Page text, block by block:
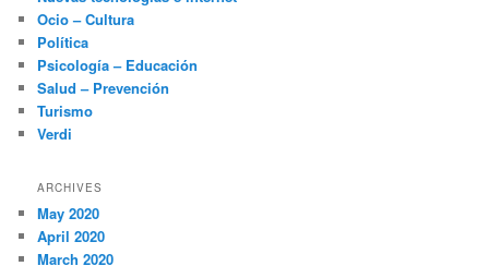
Ocio – Cultura
Política
Psicología – Educación
Salud – Prevención
Turismo
Verdi
ARCHIVES
May 2020
April 2020
March 2020